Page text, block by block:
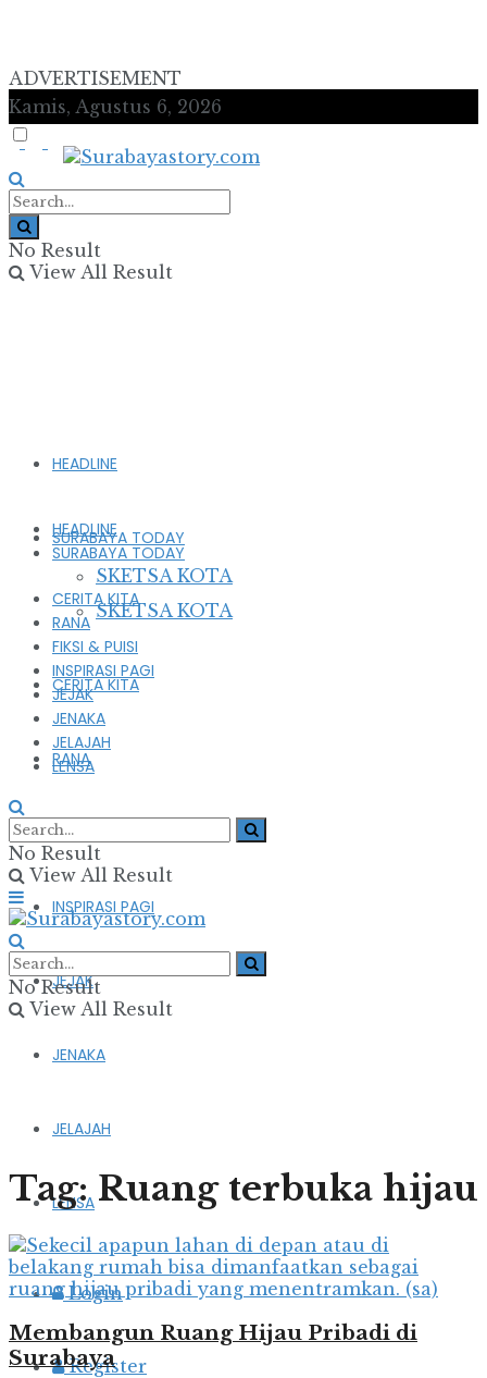
ADVERTISEMENT
Kamis, Agustus 6, 2026
No Result
View All Result
HEADLINE
SURABAYA TODAY
SKETSA KOTA
CERITA KITA
RANA
FIKSI & PUISI
INSPIRASI PAGI
JEJAK
JENAKA
JELAJAH
LENSA
Login
Register
HEADLINE
SURABAYA TODAY
SKETSA KOTA
CERITA KITA
RANA
FIKSI & PUISI
INSPIRASI PAGI
JEJAK
JENAKA
JELAJAH
LENSA
No Result
View All Result
No Result
View All Result
Tag:Ruang terbuka hijau
Membangun Ruang Hijau Pribadi di
Surabaya